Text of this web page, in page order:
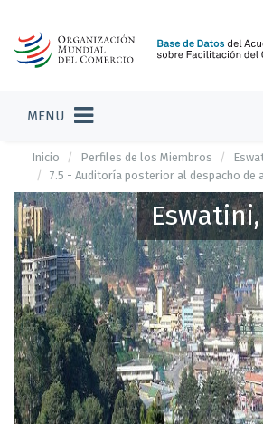
MENU
Inicio Perfiles de los Miembros
7.5 - Auditoría posterior al despacho de